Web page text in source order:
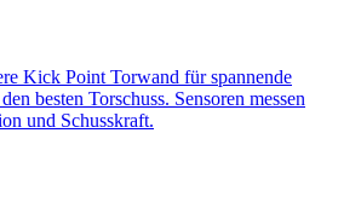
Kick Point Torwand für spannende
besten Torschuss. Sensoren messen
und Schusskraft.